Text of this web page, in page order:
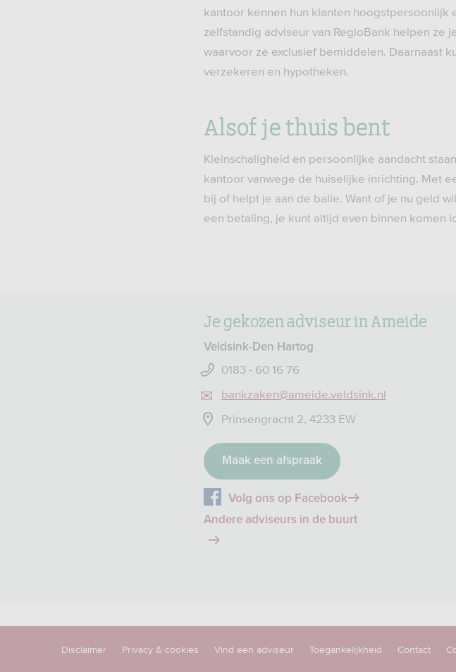
kantoor kennen hun klanten hoogstpersoonlijk
zelfstandig adviseur van RegioBank helpen ze
waarvoor ze exclusief bemiddelen. Daarnaast
verzekeren en hypotheken.
Alsof je thuis bent
Kleinschaligheid en persoonlijke aandacht
kantoor vanwege de huiselijke inrichting. Met
bij of helpt je aan de balie. Want of je nu geld
een betaling, je kunt altijd even binnen komen
Je gekozen adviseur in Ameide
Veldsink-Den Hartog
0183 - 60 16 76
bankzaken@ameide.veldsink.nl
Prinsengracht 2, 4233 EW
Maak een afspraak
Volg ons op Facebook
Andere adviseurs in de buurt
Disclaimer Privacy & cookies Vind een adviseur Toegankelijkheid Contact